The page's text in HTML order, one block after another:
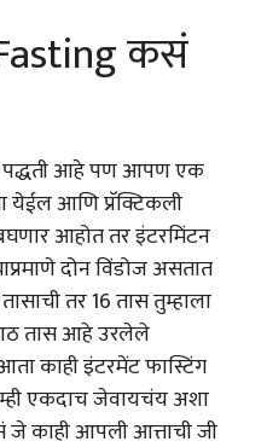
कसं
पद्धती आहे पण आपण एक
येईल आणि प्रॅक्टिकली
आहोत तर इंटरमिंटन
दोन विंडोज असतात
तर 16 तास तुम्हाला
तास आहे उरलेले
काही इंटरमेंट फास्टिंग
एकदाच जेवायचंय अशा
काही आपली आत्ताची जी